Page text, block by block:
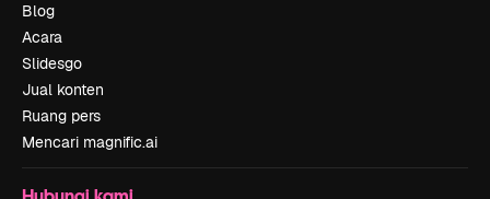
Blog
Acara
Slidesgo
Jual konten
Ruang pers
Mencari magnific.ai